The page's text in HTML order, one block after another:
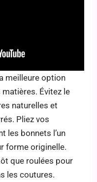
meilleure option
Évitez le
naturelles et
Pliez vos
les bonnets l’un
forme originelle.
que roulées pour
les coutures.